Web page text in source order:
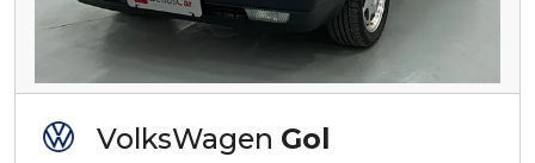
VolksWagen Gol